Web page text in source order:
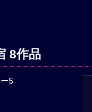
8作品
5